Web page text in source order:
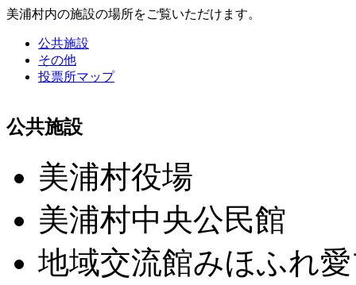
美浦村内の施設の場所をご覧いただけます。
公共施設
その他
投票所マップ
公共施設
美浦村役場
美浦村中央公民館
地域交流館みほふれ